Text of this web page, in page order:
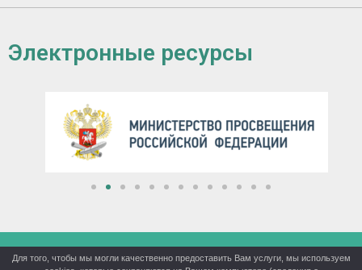
Электронные ресурсы
Для того, чтобы мы могли качественно предоставить Вам услуги, мы используем